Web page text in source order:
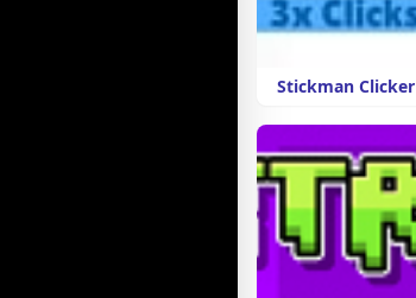
Stickman Clicker